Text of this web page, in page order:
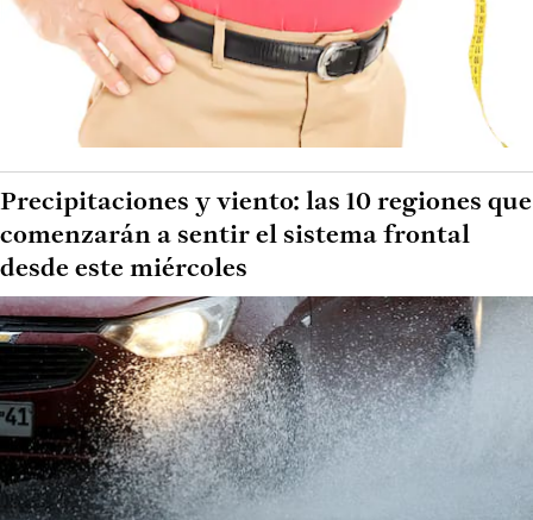
Precipitaciones y viento: las 10 regiones que
comenzarán a sentir el sistema frontal
desde este miércoles